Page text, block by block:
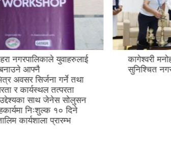
कागेश्वरी मनोहरा नगरपालिका पूर्ण
सुनिश्चित नगरपालिका घोषणा